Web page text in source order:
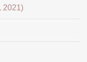
2021)